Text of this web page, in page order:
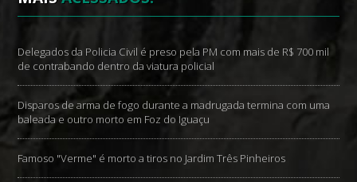
Delegados da Policia Civil é preso pela PM com mais de R$ 700 mil
de contrabando dentro da viatura policial
Disparos de arma de fogo durante a madrugada termina com uma
baleada e outro morto em Foz do Iguaçu
Famoso "Verme" é morto a tiros no Jardim Três Pinheiros